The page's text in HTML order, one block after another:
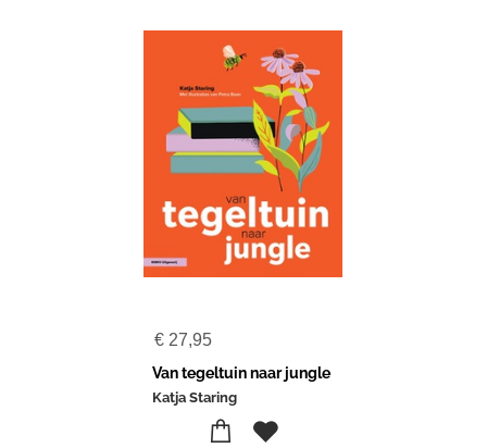
€ 27,95
Van tegeltuin naar jungle
Katja Staring